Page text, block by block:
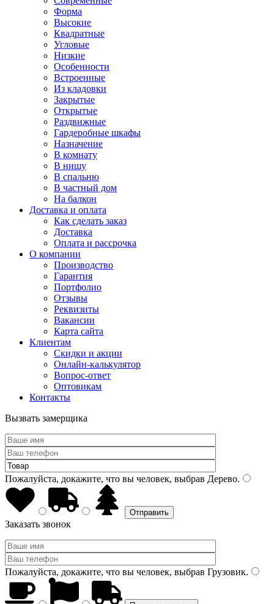
Форма
Высокие
Квадратные
Угловые
Низкие
Особенности
Встроенные
Из кладовки
Закрытые
Открытые
Раздвижные
Гардеробные шкафы
Назначение
В комнату
В нишу
В спальню
В частный дом
На балкон
Доставка и оплата
Как сделать заказ
Доставка
Оплата и рассрочка
О компании
Производство
Гарантия
Портфолио
Отзывы
Реквизиты
Вакансии
Карта сайта
Клиентам
Скидки и акции
Онлайн-калькулятор
Вопрос-ответ
Оптовикам
Контакты
Вызвать замерщика
Пожалуйста, докажите, что вы человек, выбрав Дерево.
Заказать звонок
Пожалуйста, докажите, что вы человек, выбрав Грузовик.